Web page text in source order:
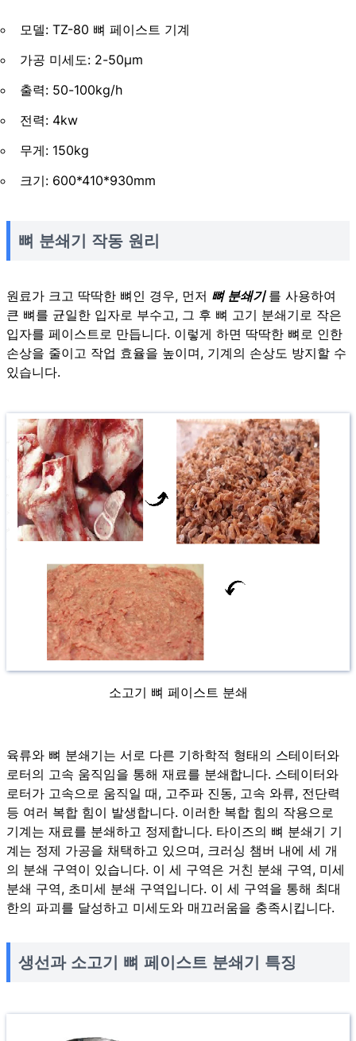
모델: TZ-80 뼈 페이스트 기계
가공 미세도: 2-50μm
출력: 50-100kg/h
전력: 4kw
무게: 150kg
크기: 600*410*930mm
뼈 분쇄기 작동 원리
원료가 크고 딱딱한 뼈인 경우, 먼저 뼈 분쇄기 를 사용하여
큰 뼈를 균일한 입자로 부수고, 그 후 뼈 고기 분쇄기로 작은
입자를 페이스트로 만듭니다. 이렇게 하면 딱딱한 뼈로 인한
손상을 줄이고 작업 효율을 높이며, 기계의 손상도 방지할 수
있습니다.
소고기 뼈 페이스트 분쇄
육류와 뼈 분쇄기는 서로 다른 기하학적 형태의 스테이터와
로터의 고속 움직임을 통해 재료를 분쇄합니다. 스테이터와
로터가 고속으로 움직일 때, 고주파 진동, 고속 와류, 전단력
등 여러 복합 힘이 발생합니다. 이러한 복합 힘의 작용으로
기계는 재료를 분쇄하고 정제합니다. 타이즈의 뼈 분쇄기 기
계는 정제 가공을 채택하고 있으며, 크러싱 챔버 내에 세 개
의 분쇄 구역이 있습니다. 이 세 구역은 거친 분쇄 구역, 미세
분쇄 구역, 초미세 분쇄 구역입니다. 이 세 구역을 통해 최대
한의 파괴를 달성하고 미세도와 매끄러움을 충족시킵니다.
생선과 소고기 뼈 페이스트 분쇄기 특징